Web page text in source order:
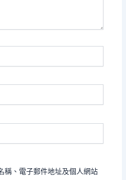
稱、電子郵件地址及個人網站